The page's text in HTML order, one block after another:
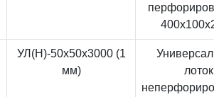
УЛ(Н)-50x50x3000 (1
мм)
лоток